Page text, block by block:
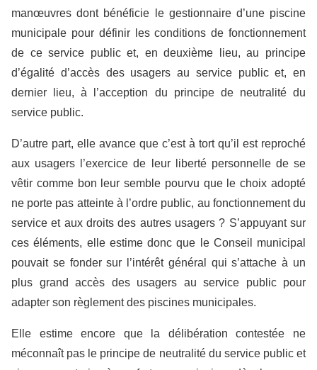
manœuvres dont bénéficie le gestionnaire d’une piscine
municipale pour définir les conditions de fonctionnement
de ce service public et, en deuxième lieu, au principe
d’égalité d’accès des usagers au service public et, en
dernier lieu, à l’acception du principe de neutralité du
service public.
D’autre part, elle avance que c’est à tort qu’il est reproché
aux usagers l’exercice de leur liberté personnelle de se
vêtir comme bon leur semble pourvu que le choix adopté
ne porte pas atteinte à l’ordre public, au fonctionnement du
service et aux droits des autres usagers ? S’appuyant sur
ces éléments, elle estime donc que le Conseil municipal
pouvait se fonder sur l’intérêt général qui s’attache à un
plus grand accès des usagers au service public pour
adapter son règlement des piscines municipales.
Elle estime encore que la délibération contestée ne
méconnaît pas le principe de neutralité du service public et